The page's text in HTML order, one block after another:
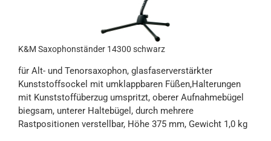
K&M Saxophonständer 14300 schwarz
für Alt- und Tenorsaxophon, glasfaserverstärkter
Kunststoffsockel mit umklappbaren Füßen,Halterungen
mit Kunststoffüberzug umspritzt, oberer Aufnahmebügel
biegsam, unterer Haltebügel, durch mehrere
Rastpositionen verstellbar, Höhe 375 mm, Gewicht 1,0 kg